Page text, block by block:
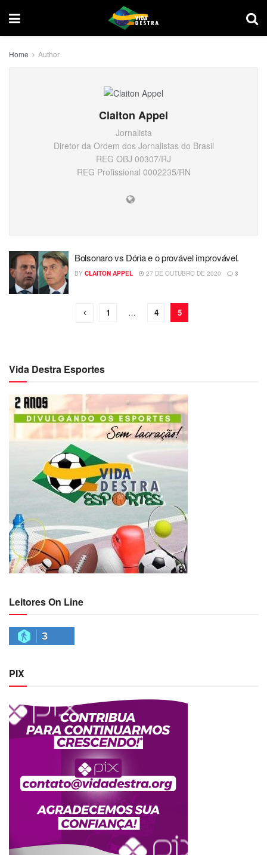
Home Author
Claiton Appel
Jornalista
Diretor da Ordem dos Jornalistas do Brasil
REG OBJ 00307/RJ
REG Profissional 0002235/RN
Bolsonaro vs Dória e o provável improvável.
BY CLAITON APPEL 27 DE OUTUBRO DE 2020 3
1 … 4 5
Vida Destra Esportes
Leitores On Line
3
PIX